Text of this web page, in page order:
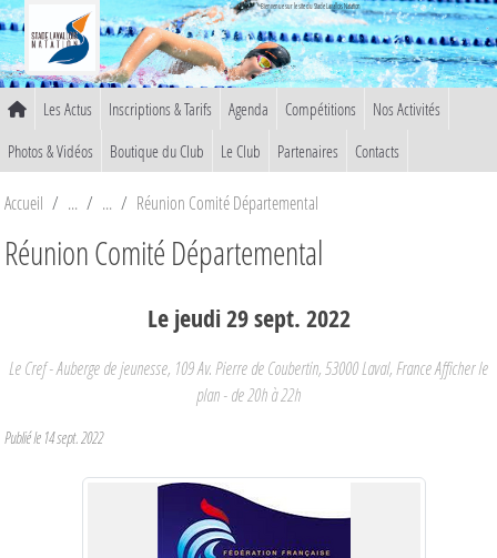
Bienvenue sur le site du Stade Lavallois Natation
Les Actus Inscriptions & Tarifs Agenda Compétitions
Nos Activités
Photos & Vidéos
Boutique du Club Le Club Partenaires Contacts
Accueil Réunion Comité Départemental
Réunion Comité Départemental
Lejeudi29sept.2022
Le Cref - Auberge de jeunesse, 109 Av. Pierre de Coubertin, 53000 Laval, France Afficher le
plan- de 20h à 22h
Publié le 14 sept. 2022
Panneau de gestion des cookies